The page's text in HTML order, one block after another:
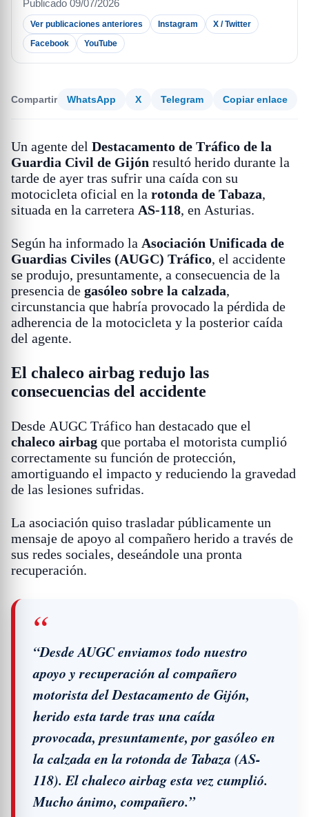
Publicado 09/07/2026
Ver publicaciones anteriores Instagram
X / Twitter
Facebook
YouTube
Compartir WhatsApp X Telegram Copiar enlace
Un agente del Destacamento de Tráfico de la
Guardia Civil de Gijón resultó herido durante la
tarde de ayer tras sufrir una caída con su
motocicleta oficial en la rotonda de Tabaza,
situada en la carretera AS-118, en Asturias.
Según ha informado la Asociación Unificada de
Guardias Civiles (AUGC) Tráfico, el accidente
se produjo, presuntamente, a consecuencia de la
presencia de gasóleo sobre la calzada,
circunstancia que habría provocado la pérdida de
adherencia de la motocicleta y la posterior caída
del agente.
El chaleco airbag redujo las
consecuencias del accidente
Desde AUGC Tráfico han destacado que el
chaleco airbag que portaba el motorista cumplió
correctamente su función de protección,
amortiguando el impacto y reduciendo la gravedad
de las lesiones sufridas.
La asociación quiso trasladar públicamente un
mensaje de apoyo al compañero herido a través de
sus redes sociales, deseándole una pronta
recuperación.
“Desde AUGC enviamos todo nuestro
apoyo y recuperación al compañero
motorista del Destacamento de Gijón,
herido esta tarde tras una caída
provocada, presuntamente, por gasóleo en
la calzada en la rotonda de Tabaza (AS-
118). El chaleco airbag esta vez cumplió.
Mucho ánimo, compañero.”